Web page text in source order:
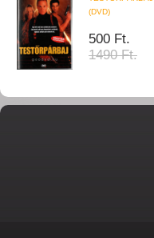
(DVD)
500 Ft.
1490 Ft.